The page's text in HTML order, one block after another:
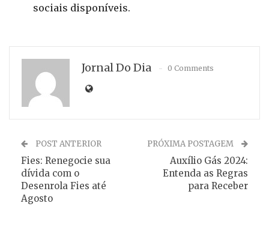
sociais disponíveis.
Jornal Do Dia 0 Comments
POST ANTERIOR
Fies: Renegocie sua
dívida com o
Desenrola Fies até
Agosto
PRÓXIMA POSTAGEM
Auxílio Gás 2024:
Entenda as Regras
para Receber